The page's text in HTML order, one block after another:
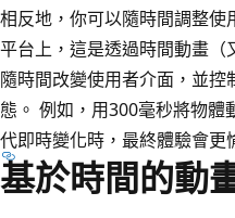
相反地，你可以隨時間調整
平台上，這是透過時間動畫
隨時間改變使用者介面，並
態。 例如，用300毫秒將物體
代即時變化時，最終體驗會更
基於時間的動